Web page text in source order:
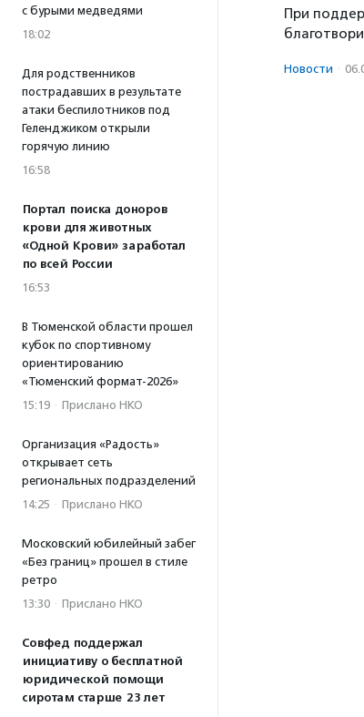
с бурыми медведями
18:02
Для родственников
пострадавших в результате
атаки беспилотников под
Геленджиком открыли
горячую линию
16:58
Портал поиска доноров
крови для животных
«Одной Крови» заработал
по всей России
16:53
В Тюменской области прошел
кубок по спортивному
ориентированию
«Тюменский формат-2026»
15:19 · Прислано НКО
Организация «Радость»
открывает сеть
региональных подразделений
14:25 · Прислано НКО
Московский юбилейный забег
«Без границ» прошел в стиле
ретро
13:30 · Прислано НКО
Совфед поддержал
инициативу о бесплатной
юридической помощи
сиротам старше 23 лет
При
Новости ·